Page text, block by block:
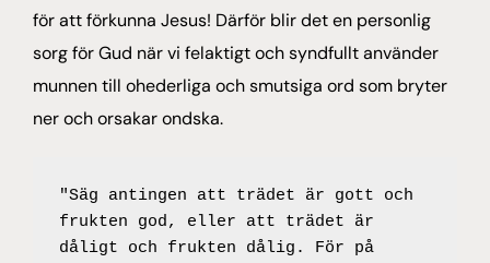
för att förkunna Jesus! Därför blir det en personlig
sorg för Gud när vi felaktigt och syndfullt använder
munnen till ohederliga och smutsiga ord som bryter
ner och orsakar ondska.
"Säg antingen att trädet är gott och
frukten god, eller att trädet är
dåligt och frukten dålig. För på